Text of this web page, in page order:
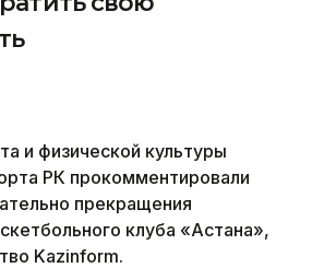
и физической культуры
РК прокомментировали
прекращения
клуба «Астана»,
Kazinform.